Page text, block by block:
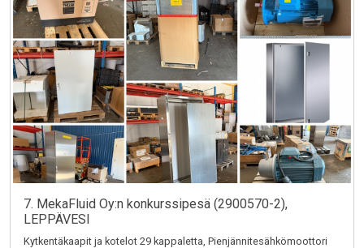
7. MekaFluid Oy:n konkurssipesä (2900570-2),
LEPPÄVESI
Kytkentäkaapit ja kotelot 29 kappaletta, Pienjännitesähkömoottori